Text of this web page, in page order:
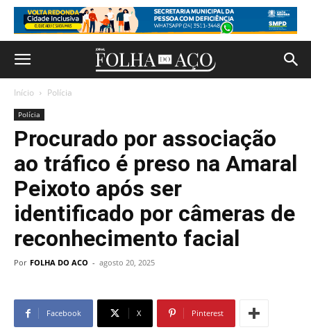
Início Polícia
Polícia
Procurado por associação
ao tráfico é preso na Amaral
Peixoto após ser
identificado por câmeras de
reconhecimento facial
Por FOLHA DO ACO - agosto 20, 2025
Facebook X Pinterest